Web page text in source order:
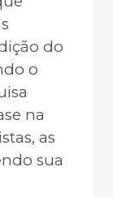
do
o
na
as
sua